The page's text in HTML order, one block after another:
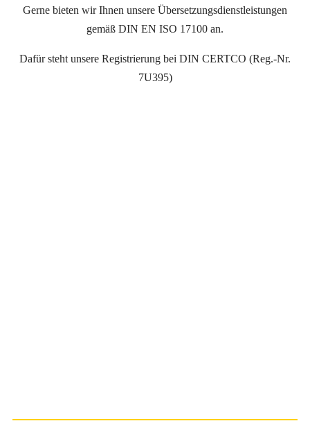
Gerne bieten wir Ihnen unsere Übersetzungsdienstleistungen
gemäß DIN EN ISO 17100 an.
Dafür steht unsere Registrierung bei DIN CERTCO (Reg.-Nr.
7U395)